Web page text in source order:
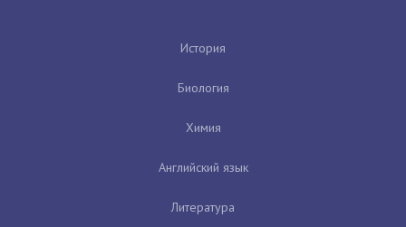
История
Биология
Химия
Английский язык
Литература